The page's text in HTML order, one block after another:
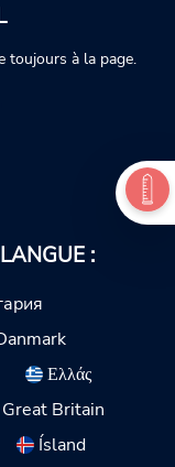
toujours à la page.
:
Ελλάς
Great Britain
Ísland